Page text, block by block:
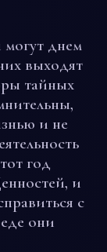
днем
выходят
тайных
и не
год
и
с
они